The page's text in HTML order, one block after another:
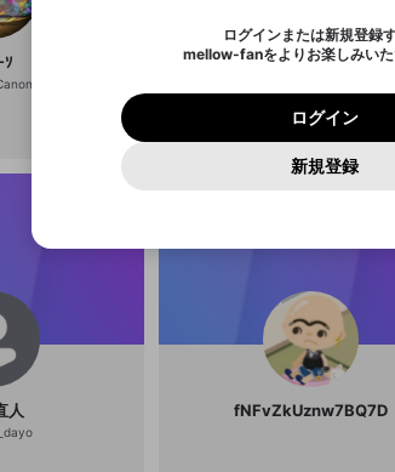
いいえ
ｿ 上野元宏
人 fNFvZkUznw7BQ7D
キャンセル
キャンセル OK
ファンレターを作
動画プレイリストを選択
動画プレイリストがあり
利用規約を確認しました。
プライバシーポリシーを
確認しました
Google
Yahoo! JAPAN
Appleでサインアッ
mellow-fanの利用規約・プライバシーポ
進みください。
mellow-fanからのお得な情報
Google
Yahoo! JAPAN
Appleでサインイ
mellow-fanの利用規約・プライバシーポ
ログイン
パスワードを忘れた方はこちら
アカウントをお持ちですか？アカ
ログインまたは新規登録
mellow-fanをよりお楽しみいた
ログイン
新規登録
再設定する
確認ください
OK
ご登録いただいた情報はサービス
使用いたします。
一部サービスをご利用いただくに
必要です。
あとで登録
及びcs.openrec.co.jpドメイン）が受
いないかご確認ください。
入力
著作権の侵害
なりすまし行為
誤解を招く配信設定
ゲームの録画禁止区域の配信
改造版・海賊版ソフトの配信
報告された問題については、利用規約に
をスタッフが確認します。この機能をむ
は、利用規約違反になります。
送信
Discordアカウントを作成
Discordは第三者が提供するコミュニティー
fanとは関わりがありません。Discordに関し
お答えすることができません。Discordの仕
ミュニティ特典の提供が終了する可能性があ
Discordとは？